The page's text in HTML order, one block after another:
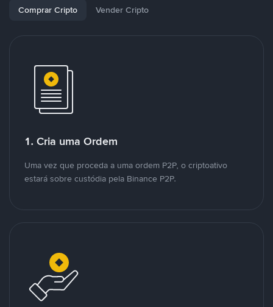
Comprar Cripto Vender Cripto
1. Cria uma Ordem
Uma vez que proceda a uma ordem P2P, o criptoativo
estará sobre custódia pela Binance P2P.